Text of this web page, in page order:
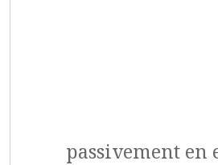
passivement en